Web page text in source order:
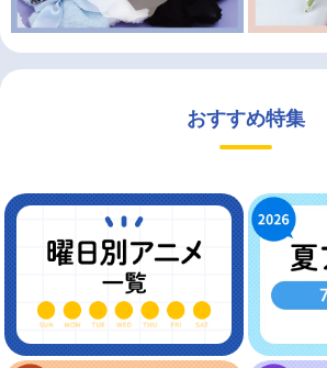
おすすめ特集